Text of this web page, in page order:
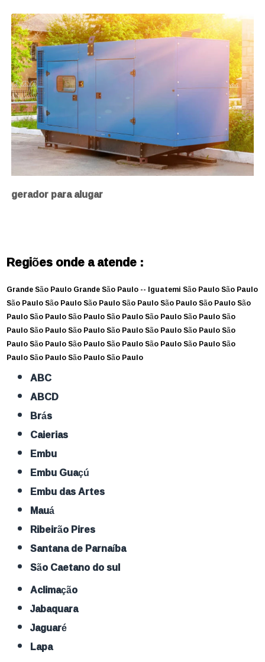
gerador para alugar
Regiões onde a atende :
Grande São PauloGrande São Paulo -- IguatemiSão PauloSão Paulo
São PauloSão PauloSão PauloSão PauloSão PauloSão PauloSão
PauloSão PauloSão PauloSão PauloSão PauloSão PauloSão
PauloSão PauloSão PauloSão PauloSão PauloSão PauloSão
PauloSão PauloSão PauloSão PauloSão PauloSão PauloSão
PauloSão PauloSão PauloSão Paulo
ABC
ABCD
Brás
Caierias
Embu
Embu Guaçú
Embu das Artes
Mauá
Ribeirão Pires
Santana de Parnaíba
São Caetano do sul
Aclimação
Jabaquara
Jaguaré
Lapa